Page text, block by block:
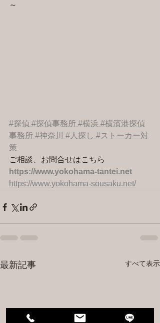
～
#探偵 #探偵事務所 #横浜 #横濱港探偵
事務所 #神奈川 #人探し #ストーカー対
策
ご相談、お問合せはこちら
https://www.yokohama-tantei.net
https://www.yokohama-sousaku.net/
最新記事 すべて表示